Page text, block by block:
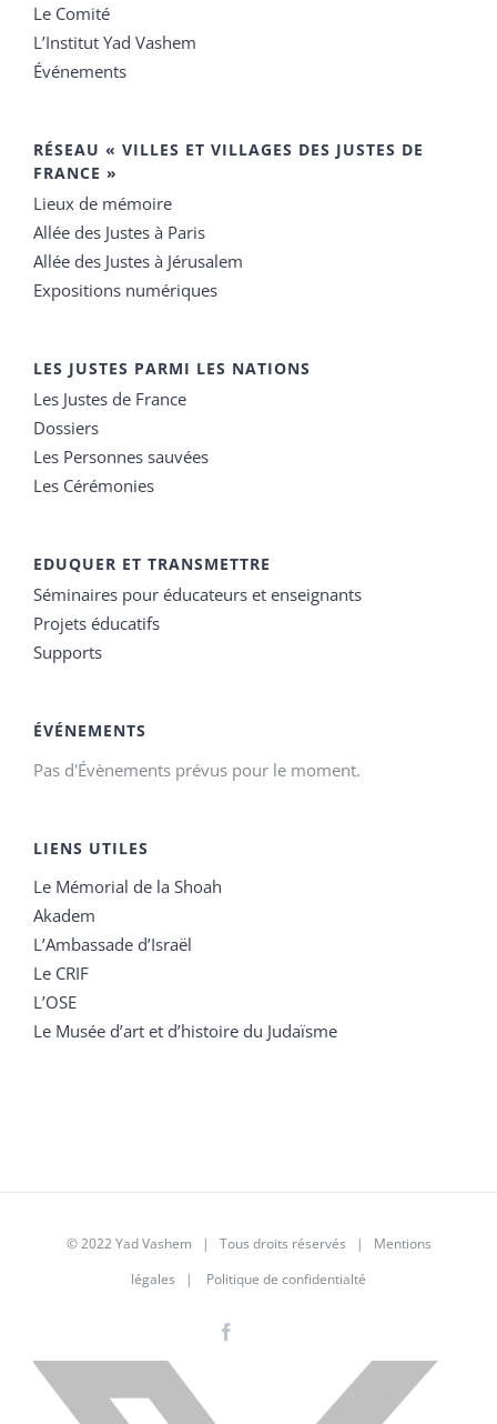
Le Comité
L’Institut Yad Vashem
Événements
RÉSEAU « VILLES ET VILLAGES DES JUSTES DE
FRANCE »
Lieux de mémoire
Allée des Justes à Paris
Allée des Justes à Jérusalem
Expositions numériques
LES JUSTES PARMI LES NATIONS
Les Justes de France
Dossiers
Les Personnes sauvées
Les Cérémonies
EDUQUER ET TRANSMETTRE
Séminaires pour éducateurs et enseignants
Projets éducatifs
Supports
ÉVÉNEMENTS
Pas d'Évènements prévus pour le moment.
LIENS UTILES
Le Mémorial de la Shoah
Akadem
L’Ambassade d’Israël
Le CRIF
L’OSE
Le Musée d’art et d’histoire du Judaïsme
© 2022 Yad Vashem | Tous droits réservés | Mentions
légales | Politique de confidentialté
X